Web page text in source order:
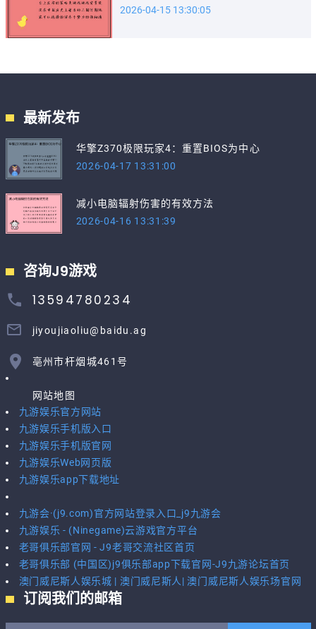
2026-04-15 13:30:05
最新发布
华擎Z370极限玩家4：重置BIOS为中心
2026-04-17 13:31:00
减小电脑辐射伤害的有效方法
2026-04-16 13:31:39
咨询J9游戏
13594780234
jiyoujiaoliu@baidu.ag
亳州市杆烟城461号
网站地图
九游娱乐官方网站
九游娱乐手机版入口
九游娱乐手机版官网
九游娱乐Web网页版
九游娱乐app下载地址
九游会·(j9.com)官方网站登录入口_j9九游会
九游娱乐 - (Ninegame)云游戏官方平台
老哥俱乐部官网 - J9老哥交流社区首页
老哥俱乐部 (中国区)j9俱乐部app下载官网-J9九游论坛首页
澳门威尼斯人娱乐城 | 澳门威尼斯人| 澳门威尼斯人娱乐场官网
订阅我们的邮箱